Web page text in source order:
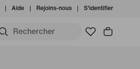
Aide Rejoins-nous S'identifier